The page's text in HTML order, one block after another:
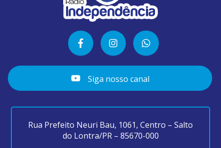
Siga nosso canal
Rua Prefeito Neuri Bau, 1061, Centro – Salto
do Lontra/PR – 85670-000